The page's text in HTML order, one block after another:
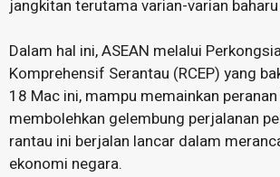
jangkitan terutama varian-varian
Dalam hal ini, ASEAN melalui
Komprehensif Serantau (RCEP) yang
18 Mac ini, mampu memainkan
membolehkan gelembung perjalanan
rantau ini berjalan lancar dalam
ekonomi negara.